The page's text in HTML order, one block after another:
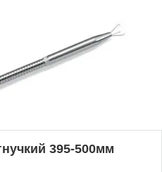
395-500мм